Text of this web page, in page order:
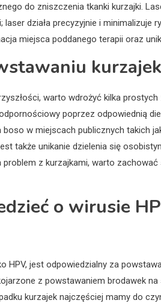
do zniszczenia tkanki kurzajki.
działa precyzyjnie i minimalizuje
miejsca poddanego terapii oraz
warto wdrożyć kilka
poprzez odpowiednią
w miejscach publicznych takich
także unikanie dzielenia się
z kurzajkami, warto
o wirusie
HPV, jest odpowiedzialny za
z powstawaniem brodawek
kurzajek najczęściej mamy do